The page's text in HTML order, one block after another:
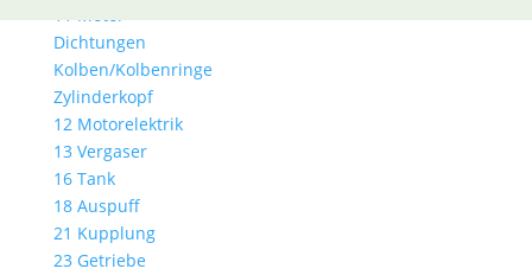
11 Motor
Dichtungen
Kolben/Kolbenringe
Zylinderkopf
12 Motorelektrik
13 Vergaser
16 Tank
18 Auspuff
21 Kupplung
23 Getriebe